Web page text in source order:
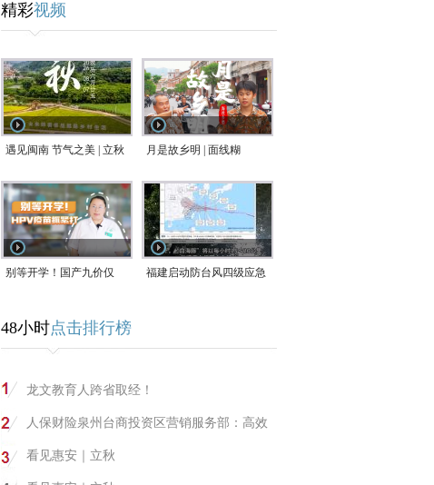
乱子草盛放
精彩视频
遇见闽南 节气之美 | 立秋 月是故乡明 | 面线糊
别等开学！国产九价仅
紧打
福建启动防台风四级应急
48小时点击排行榜
龙文教育人跨省取经！
人保财险泉州台商投资区营销服务部：高效
看见惠安｜立秋